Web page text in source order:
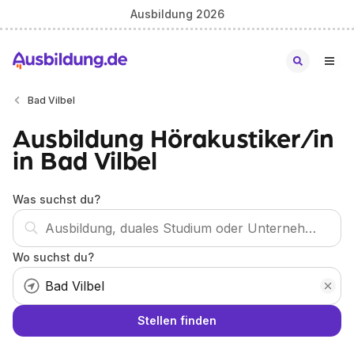
Ausbildung 2026
Bad Vilbel
Ausbildung Hörakustiker/in
in Bad Vilbel
Was suchst du?
Wo suchst du?
Stellen finden